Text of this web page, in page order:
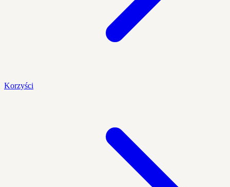
Korzyści